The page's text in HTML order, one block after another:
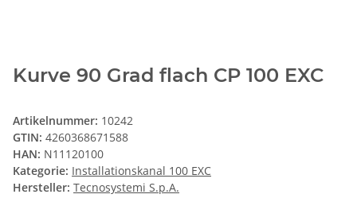
Kurve 90 Grad flach CP 100 EXC
Artikelnummer: 10242
GTIN: 4260368671588
HAN: N11120100
Kategorie: Installationskanal 100 EXC
Hersteller: Tecnosystemi S.p.A.